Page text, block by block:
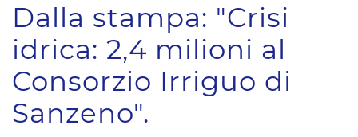
Dalla stampa: "Crisi
idrica: 2,4 milioni al
Consorzio Irriguo di
Sanzeno".